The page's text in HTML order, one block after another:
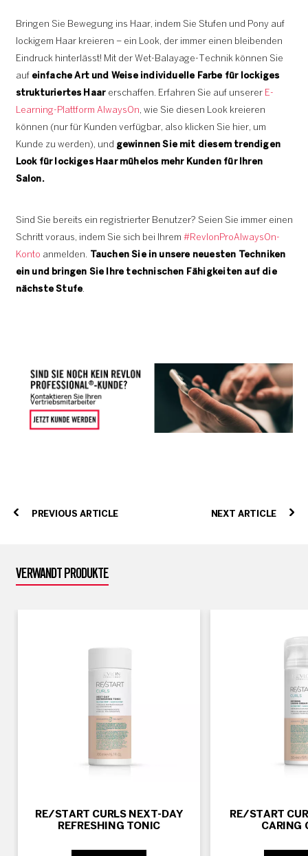
Bringen Sie Bewegung ins Haar, indem Sie Stufen und Pony auf
lockigem Haar kreieren – ein Look, der immer einen bleibenden
Eindruck hinterlässt! Mit der Wet-Balayage-Technik können Sie
auf einfache Art und Weise individuelle Farbe für lockiges
strukturiertes Haar erschaffen. Erfahren Sie auf unserer E-
Learning-Plattform AlwaysOn, wie Sie diesen Look kreieren
können (nur für Kunden verfügbar, also klicken Sie hier, um
Kunde zu werden), und gewinnen Sie mit diesem trendigen
Look für lockiges Haar mühelos mehr Kunden für Ihren
Salon.
Sind Sie bereits ein registrierter Benutzer? Seien Sie immer einen
Schritt voraus, indem Sie sich bei Ihrem #RevlonProAlwaysOn-
Konto anmelden.
Tauchen Sie in unsere neuesten Techniken
ein und bringen Sie Ihre technischen Fähigkeiten auf die
nächste Stufe.
PREVIOUS ARTICLE NEXT ARTICLE
VERWANDT PRODUKTE
RE/START CURLS NEXT-DAY
REFRESHING TONIC
RE/START
CARING